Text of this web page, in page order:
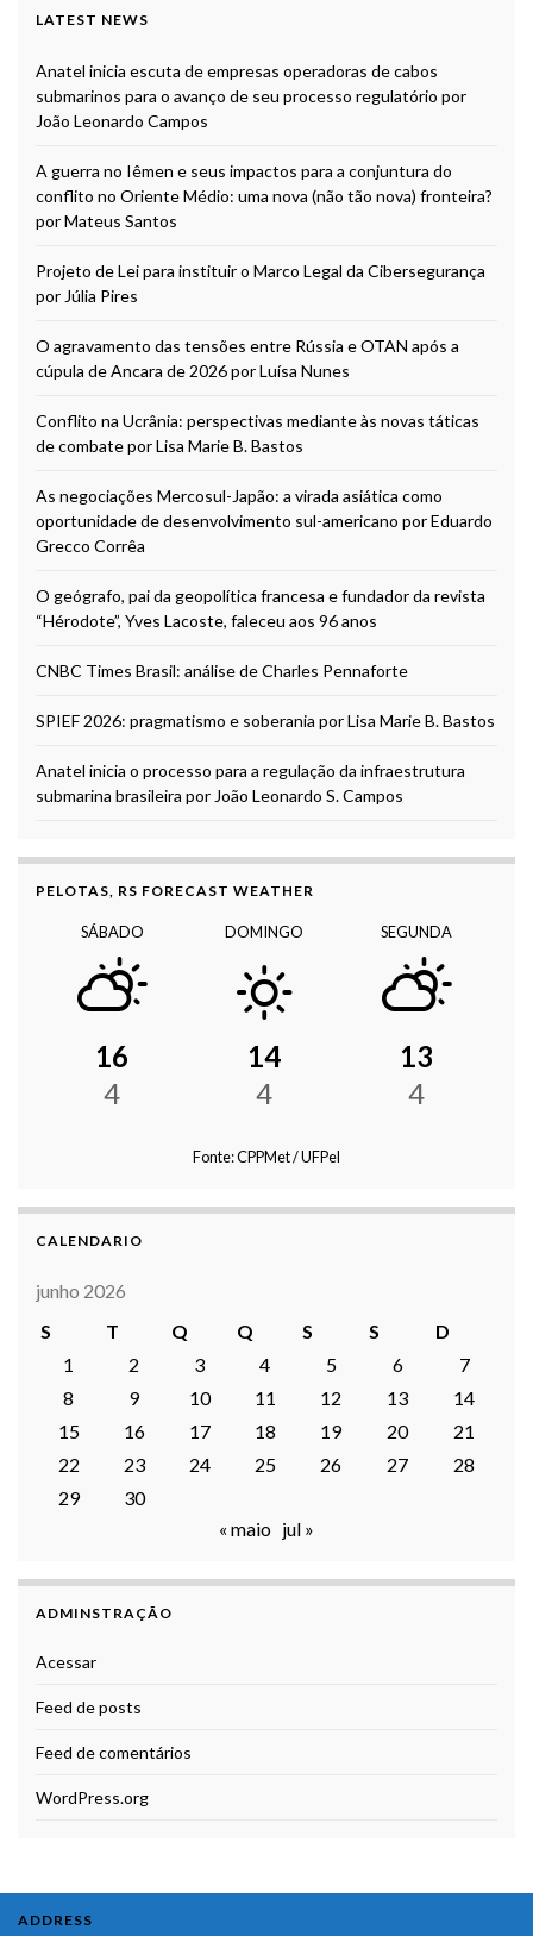
LATEST NEWS
Anatel inicia escuta de empresas operadoras de cabos
submarinos para o avanço de seu processo regulatório por
João Leonardo Campos
A guerra no Iêmen e seus impactos para a conjuntura do
conflito no Oriente Médio: uma nova (não tão nova) fronteira?
por Mateus Santos
Projeto de Lei para instituir o Marco Legal da Cibersegurança
por Júlia Pires
O agravamento das tensões entre Rússia e OTAN após a
cúpula de Ancara de 2026 por Luísa Nunes
Conflito na Ucrânia: perspectivas mediante às novas táticas
de combate por Lisa Marie B. Bastos
As negociações Mercosul-Japão: a virada asiática como
oportunidade de desenvolvimento sul-americano por Eduardo
Grecco Corrêa
O geógrafo, pai da geopolítica francesa e fundador da revista
“Hérodote”, Yves Lacoste, faleceu aos 96 anos
CNBC Times Brasil: análise de Charles Pennaforte
SPIEF 2026: pragmatismo e soberania por Lisa Marie B. Bastos
Anatel inicia o processo para a regulação da infraestrutura
submarina brasileira por João Leonardo S. Campos
PELOTAS, RS FORECAST WEATHER
SÁBADO
16
4
DOMINGO
14
4
SEGUNDA
13
4
Fonte: CPPMet / UFPel
CALENDARIO
junho 2026
S
T Q Q S S
D
1
2 3 4 5 6
7
8
9 10 11 12 13
14
15
16 17 18 19 20
21
22
23 24 25 26 27
28
29
30
« maio jul »
ADMINSTRAÇÃO
Acessar
Feed de posts
Feed de comentários
WordPress.org
ADDRESS